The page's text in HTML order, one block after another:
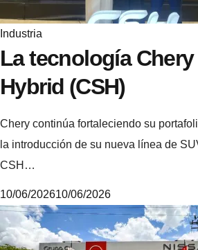
Industria
La tecnología
Hybrid (CSH)
Chery continúa fortaleciendo su
la introducción de su nueva línea de
CSH…
M
i
10/06/202610/06/2026